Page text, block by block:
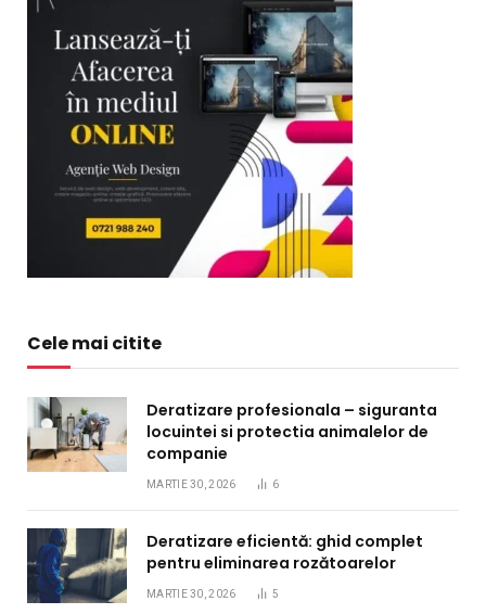
Cele mai citite
Deratizare profesionala – siguranta
locuintei si protectia animalelor de
companie
MARTIE 30, 2026 6
Deratizare eficientă: ghid complet
pentru eliminarea rozătoarelor
MARTIE 30, 2026 5